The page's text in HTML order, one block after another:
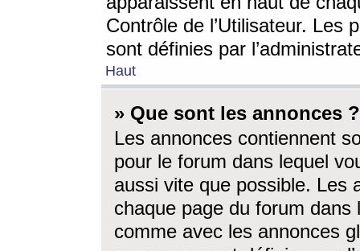
Contrôle de l’Utilisateur. Les
sont définies par
Haut
» Que sont les annonces ?
Les annonces contiennent
pour le forum dans lequel
aussi vite que possible. Les
chaque page du forum dans
comme avec les annonces